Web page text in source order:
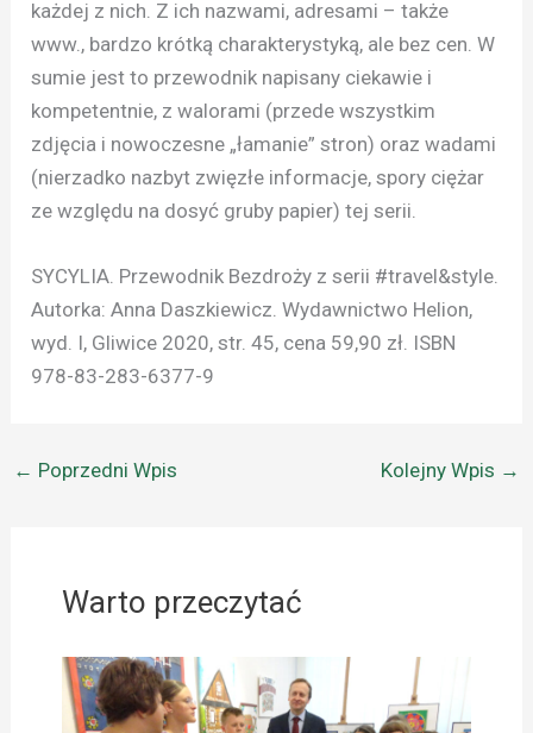
każdej z nich. Z ich nazwami, adresami – także
www., bardzo krótką charakterystyką, ale bez cen. W
sumie jest to przewodnik napisany ciekawie i
kompetentnie, z walorami (przede wszystkim
zdjęcia i nowoczesne „łamanie” stron) oraz wadami
(nierzadko nazbyt zwięzłe informacje, spory ciężar
ze względu na dosyć gruby papier) tej serii.
SYCYLIA. Przewodnik Bezdroży z serii #travel&style.
Autorka: Anna Daszkiewicz. Wydawnictwo Helion,
wyd. I, Gliwice 2020, str. 45, cena 59,90 zł. ISBN
978-83-283-6377-9
← Poprzedni Wpis Kolejny Wpis →
Warto przeczytać